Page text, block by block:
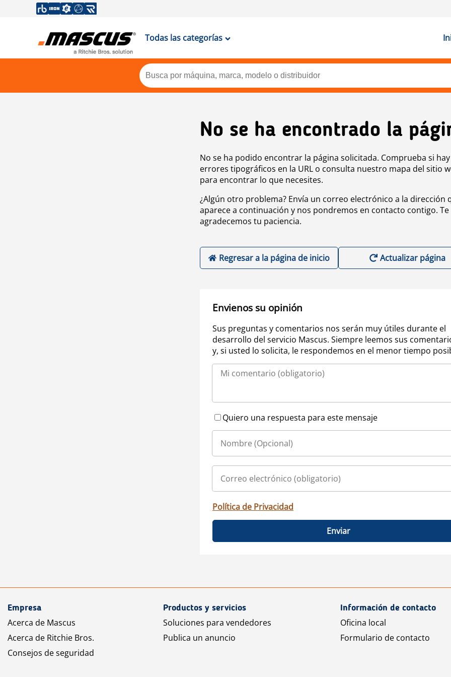
Todas las categorías
No se ha encontrado la
No se ha podido encontrar la página solicitada. Comprueba si hay
errores tipográficos en la URL o consulta nuestro mapa del sitio
para encontrar lo que necesites.
¿Algún otro problema? Envía un correo electrónico a la dirección
aparece a continuación y nos pondremos en contacto contigo. Te
agradecemos tu paciencia.
Regresar a la página de inicio Actualizar página
Envienos su opinión
Sus preguntas y comentarios nos serán muy útiles durante el
desarrollo del servicio Mascus. Siempre leemos sus
y, si usted lo solicita, le respondemos en el menor tiempo
Quiero una respuesta para este mensaje
Política de Privacidad
Enviar
Empresa
Acerca de Mascus
Acerca de Ritchie Bros.
Consejos de seguridad
Productos y servicios
Soluciones para vendedores
Publica un anuncio
Información de contacto
Oficina local
Formulario de contacto